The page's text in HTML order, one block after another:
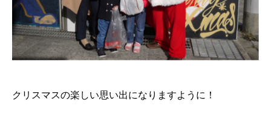
クリスマスの楽しい思い出になりますように！